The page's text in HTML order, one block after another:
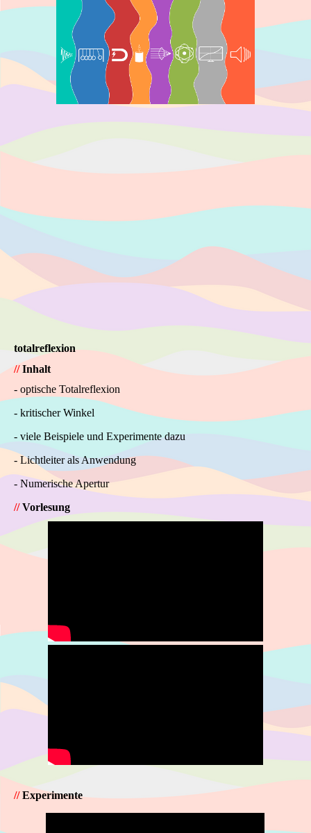
totalreflexion
//Inhalt
- optische Totalreflexion
- kritischer Winkel
- viele Beispiele und Experimente dazu
- Lichtleiter als Anwendung
- Numerische Apertur
//Vorlesung
//Experimente